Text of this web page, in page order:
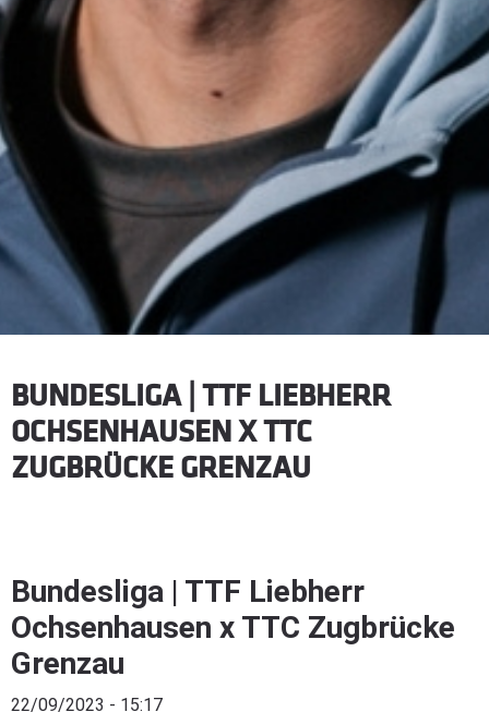
BUNDESLIGA | TTF LIEBHERR
OCHSENHAUSEN X TTC
ZUGBRÜCKE GRENZAU
Bundesliga | TTF Liebherr
Ochsenhausen x TTC Zugbrücke
Grenzau
22/09/2023 - 15:17